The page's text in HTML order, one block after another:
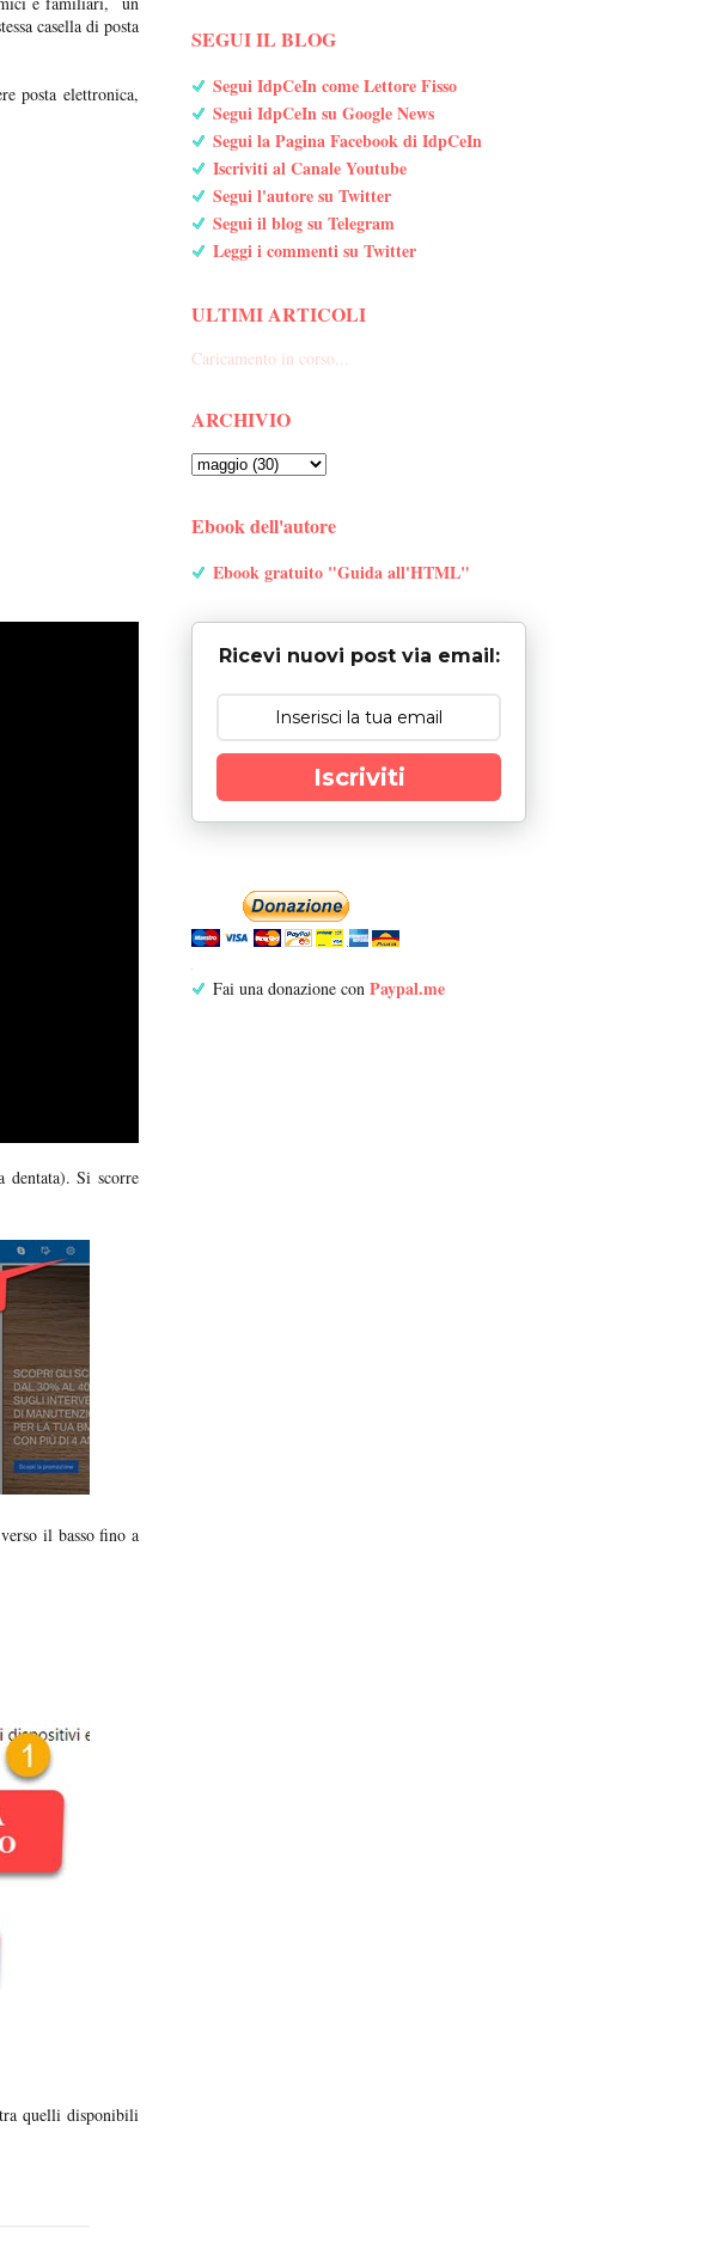
casella di posta
posta elettronica,
Si scorre
il basso fino a
quelli disponibili
SEGUI IL BLOG
Segui IdpCeIn come Lettore Fisso
Segui IdpCeIn su Google News
Segui la Pagina Facebook di IdpCeIn
Iscriviti al Canale Youtube
Segui l'autore su Twitter
Segui il blog su Telegram
Leggi i commenti su Twitter
ULTIMI ARTICOLI
Caricamento in corso...
ARCHIVIO
Ebook dell'autore
Ebook gratuito "Guida all'HTML"
Ricevi nuovi post via email:
Iscriviti
Fai una donazione con Paypal.me